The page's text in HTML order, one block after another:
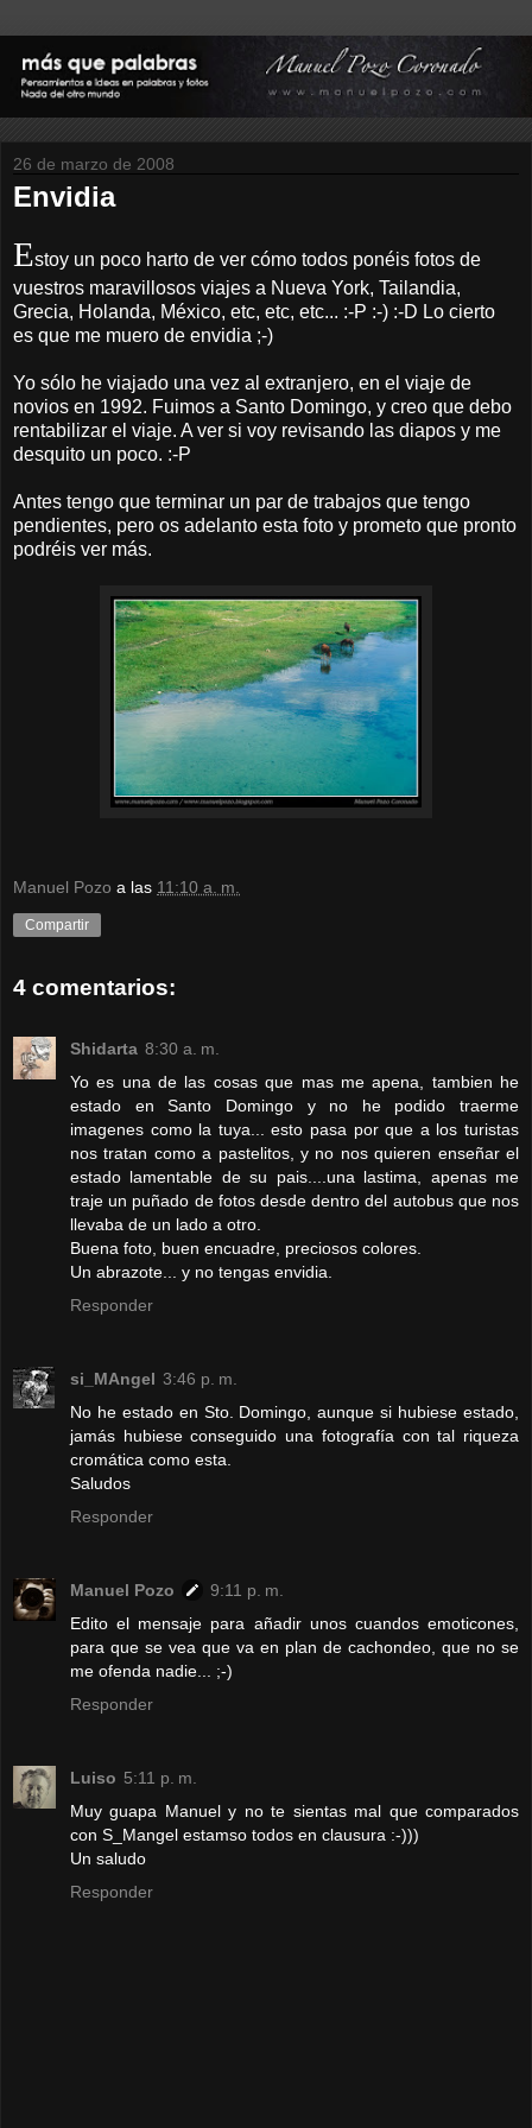
26 de marzo de 2008
Envidia
Estoy un poco harto de ver cómo todos ponéis fotos de
vuestros maravillosos viajes a Nueva York, Tailandia,
Grecia, Holanda, México, etc, etc, etc... :-P :-) :-D Lo cierto
es que me muero de envidia ;-)
Yo sólo he viajado una vez al extranjero, en el viaje de
novios en 1992. Fuimos a Santo Domingo, y creo que debo
rentabilizar el viaje. A ver si voy revisando las diapos y me
desquito un poco. :-P
Antes tengo que terminar un par de trabajos que tengo
pendientes, pero os adelanto esta foto y prometo que pronto
podréis ver más.
Manuel Pozo a las 11:10 a. m.
Compartir
4 comentarios:
Shidarta 8:30 a. m.
Yo es una de las cosas que mas me apena, tambien he
estado en Santo Domingo y no he podido traerme
imagenes como la tuya... esto pasa por que a los turistas
nos tratan como a pastelitos, y no nos quieren enseñar el
estado lamentable de su pais....una lastima, apenas me
traje un puñado de fotos desde dentro del autobus que nos
llevaba de un lado a otro.
Buena foto, buen encuadre, preciosos colores.
Un abrazote... y no tengas envidia.
Responder
si_MAngel 3:46 p. m.
No he estado en Sto. Domingo, aunque si hubiese estado,
jamás hubiese conseguido una fotografía con tal riqueza
cromática como esta.
Saludos
Responder
Manuel Pozo
9:11 p. m.
Edito el mensaje para añadir unos cuandos emoticones,
para que se vea que va en plan de cachondeo, que no se
me ofenda nadie... ;-)
Responder
Luiso 5:11 p. m.
Muy guapa Manuel y no te sientas mal que comparados
con S_Mangel estamso todos en clausura :-)))
Un saludo
Responder